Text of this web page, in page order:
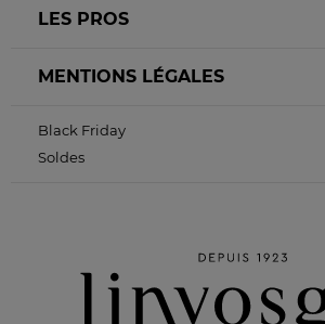
LES PROS
MENTIONS LÉGALES
Black Friday
Soldes